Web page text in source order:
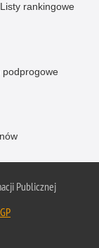
Listy rankingowe
podprogowe
Publicznej